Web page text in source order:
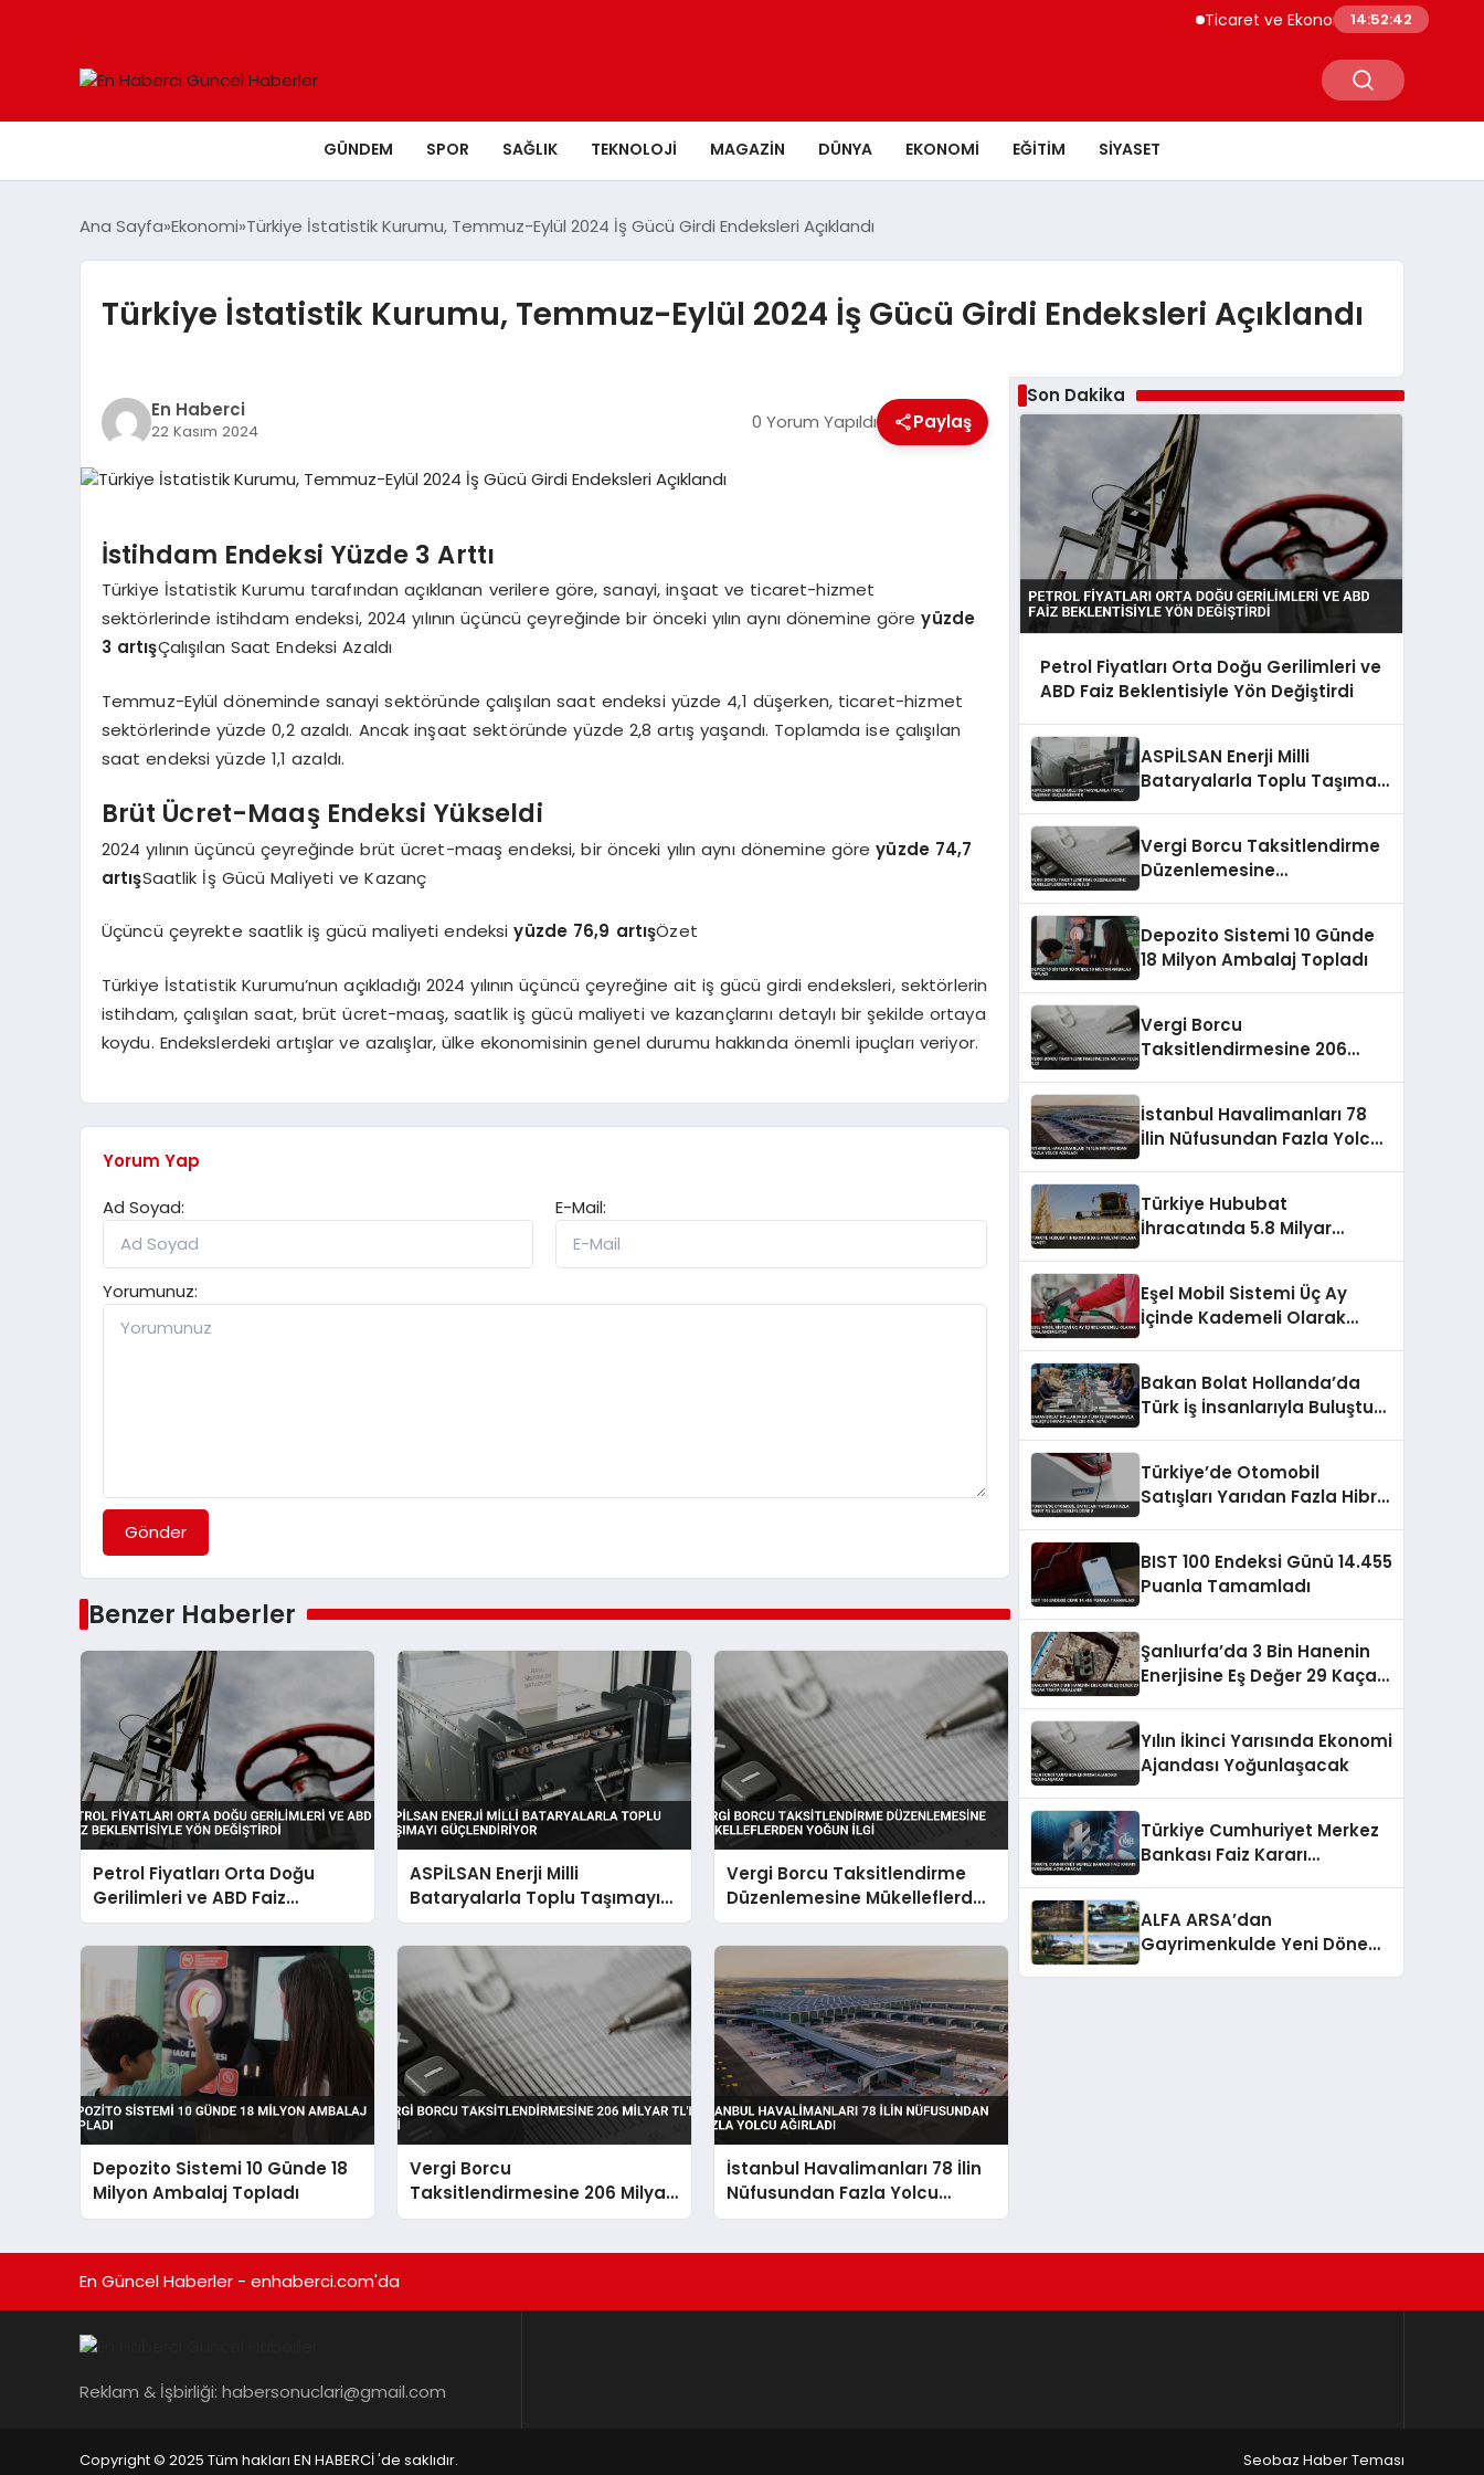
Ticaret ve Ekonomik Kulübü Genel
14:52:42
GÜNDEM SPOR SAĞLIK TEKNOLOJI MAGAZIN DÜNYA EKONOMI EĞITIM SIYASET
Ana Sayfa Ekonomi Türkiye İstatistik Kurumu, Temmuz-Eylül 2024 İş Gücü Girdi Endeksleri Açıklandı
Türkiye İstatistik Kurumu, Temmuz-Eylül 2024 İş Gücü Girdi Endeksleri Açıklandı
En Haberci
22 Kasım 2024 0 Yorum Yapıldı Paylaş
İstihdam Endeksi Yüzde 3 Arttı
Türkiye İstatistik Kurumu tarafından açıklanan verilere göre, sanayi, inşaat ve ticaret-hizmet
sektörlerinde istihdam endeksi, 2024 yılının üçüncü çeyreğinde bir önceki yılın aynı dönemine göreyüzde
3 artışÇalışılan Saat Endeksi Azaldı
Temmuz-Eylül döneminde sanayi sektöründe çalışılan saat endeksi yüzde 4,1 düşerken, ticaret-hizmet
sektörlerinde yüzde 0,2 azaldı. Ancak inşaat sektöründe yüzde 2,8 artış yaşandı. Toplamda ise çalışılan
saat endeksi yüzde 1,1 azaldı.
Brüt Ücret-Maaş Endeksi Yükseldi
2024 yılının üçüncü çeyreğinde brüt ücret-maaş endeksi, bir önceki yılın aynı dönemine göreyüzde 74,7
artışSaatlik İş Gücü Maliyeti ve Kazanç
Üçüncü çeyrekte saatlik iş gücü maliyeti endeksiyüzde 76,9 artışÖzet
Türkiye İstatistik Kurumu’nun açıkladığı 2024 yılının üçüncü çeyreğine ait iş gücü girdi endeksleri, sektörlerin
istihdam, çalışılan saat, brüt ücret-maaş, saatlik iş gücü maliyeti ve kazançlarını detaylı bir şekilde ortaya
koydu. Endekslerdeki artışlar ve azalışlar, ülke ekonomisinin genel durumu hakkında önemli ipuçları veriyor.
Yorum Yap
Ad Soyad:
E-Mail:
Yorumunuz:
Gönder
Benzer Haberler
Petrol Fiyatları Orta Doğu
Gerilimleri ve ABD Faiz
Beklentisiyle Yön Değiştirdi
ASPİLSAN Enerji Milli
Bataryalarla Toplu Taşımayı
Güçlendiriyor
Vergi Borcu Taksitlendirme
Düzenlemesine Mükelleflerden
Yoğun İlgi
Depozito Sistemi 10 Günde 18
Milyon Ambalaj Topladı
Vergi Borcu
Taksitlendirmesine 206 Milyar
TL’lik İlgi
İstanbul Havalimanları 78 İlin
Nüfusundan Fazla Yolcu
Ağırladı
Son Dakika
Petrol Fiyatları Orta Doğu Gerilimleri ve
ABD Faiz Beklentisiyle Yön Değiştirdi
ASPİLSAN Enerji Milli
Bataryalarla Toplu Taşımayı
Vergi Borcu Taksitlendirme
Düzenlemesine
Depozito Sistemi 10 Günde
18 Milyon Ambalaj Topladı
Vergi Borcu
Taksitlendirmesine 206
İstanbul Havalimanları 78
İlin Nüfusundan Fazla Yolcu
Türkiye Hububat
İhracatında 5.8 Milyar
Eşel Mobil Sistemi Üç Ay
İçinde Kademeli Olarak
Bakan Bolat Hollanda’da
Türk İş İnsanlarıyla Buluştu
Türkiye’de Otomobil
Satışları Yarıdan Fazla Hibrit
BIST 100 Endeksi Günü 14.455
Puanla Tamamladı
Şanlıurfa’da 3 Bin Hanenin
Enerjisine Eş Değer 29 Kaçak
Yılın İkinci Yarısında Ekonomi
Ajandası Yoğunlaşacak
Türkiye Cumhuriyet Merkez
Bankası Faiz Kararı
ALFA ARSA’dan
Gayrimenkulde Yeni Dönem:
En Güncel Haberler - enhaberci.com'da
Reklam & İşbirliği: habersonuclari@gmail.com
Copyright © 2025 Tüm hakları EN HABERCİ 'de saklıdır. Seobaz Haber Teması